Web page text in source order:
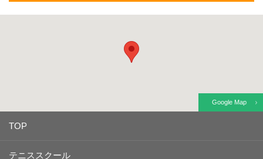
Google Map
TOP
テニススクール